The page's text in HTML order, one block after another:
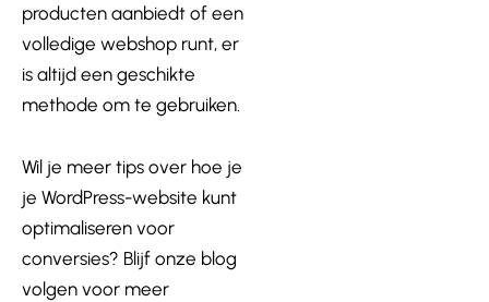
producten aanbiedt of een
volledige webshop runt, er
is altijd een geschikte
methode om te gebruiken.
Wil je meer tips over hoe je
je WordPress-website kunt
optimaliseren voor
conversies? Blijf onze blog
volgen voor meer